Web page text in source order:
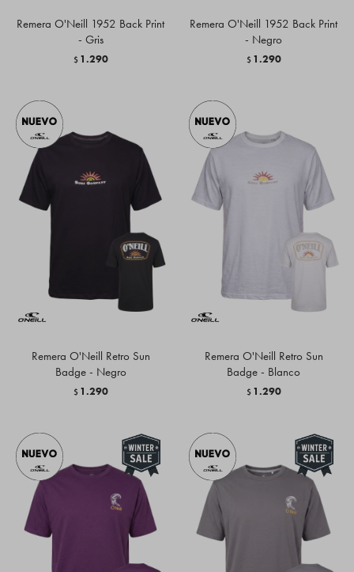
Remera O'Neill 1952 Back Print
- Gris
$ 1.290
Remera O'Neill 1952 Back Print
- Negro
$ 1.290
Remera O'Neill Retro Sun
Badge - Negro
$ 1.290
Remera O'Neill Retro Sun
Badge - Blanco
$ 1.290